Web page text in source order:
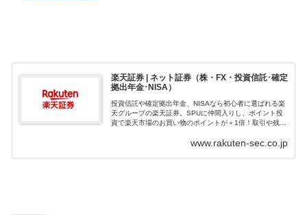
楽天証券 | ネット証券（株・FX・投資信託･確定
拠出年金･NISA）
投資信託や確定拠出年金、NISAなら初心者に選ばれる楽
天グループの楽天証券。SPUに仲間入りし、ポイント投
資で楽天市場のお買い物のポイントが＋1倍！取引や残高
クに資産形成を始めよう！www.rakuten-sec.co.jp